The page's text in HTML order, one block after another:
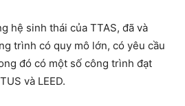
hệ sinh thái của TTAS, đã và
trình có quy mô lớn, có yêu cầu
đó có một số công trình đạt
và LEED.